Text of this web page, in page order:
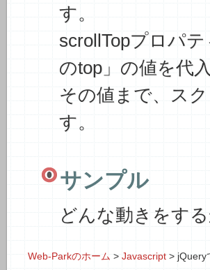
す。
scrollTopプロパ
のtop」の値を代
その値まで、ス
す。
サンプル
どんな動きをす
Web-Parkのホーム>Javascript>jQuery